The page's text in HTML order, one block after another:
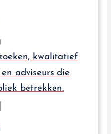
kwalitatief
adviseurs die
betrekken.